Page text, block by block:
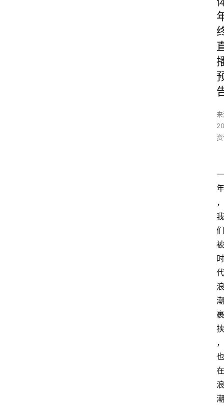
一
年
，
我
们
被
时
代
浪
潮
裹
挟
，
也
在
浪
潮